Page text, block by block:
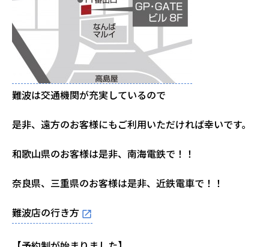
難波は交通機関が充実しているので
是非、遠方のお客様にもご利用いただければ幸いです。
和歌山県のお客様は是非、南海電鉄で！！
奈良県、三重県のお客様は是非、近鉄電車で！！
難波店の行き方